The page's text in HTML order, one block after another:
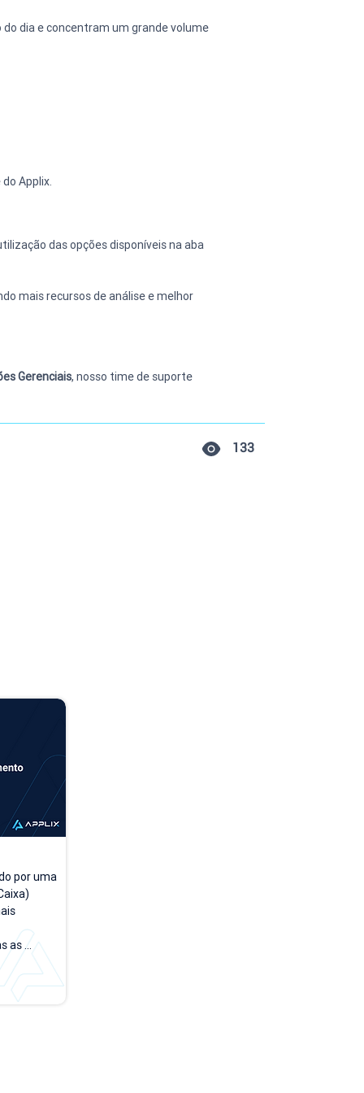
dia e concentram um grande volume
Applix.
das opções disponíveis na aba
mais recursos de análise e melhor
Gerenciais, nosso time de suporte
133
por uma
as
a dia. A